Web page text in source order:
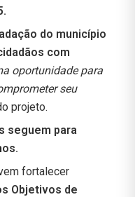
do município
com
oportunidade para
seu
projeto.
seguem para
fortalecer
Objetivos de